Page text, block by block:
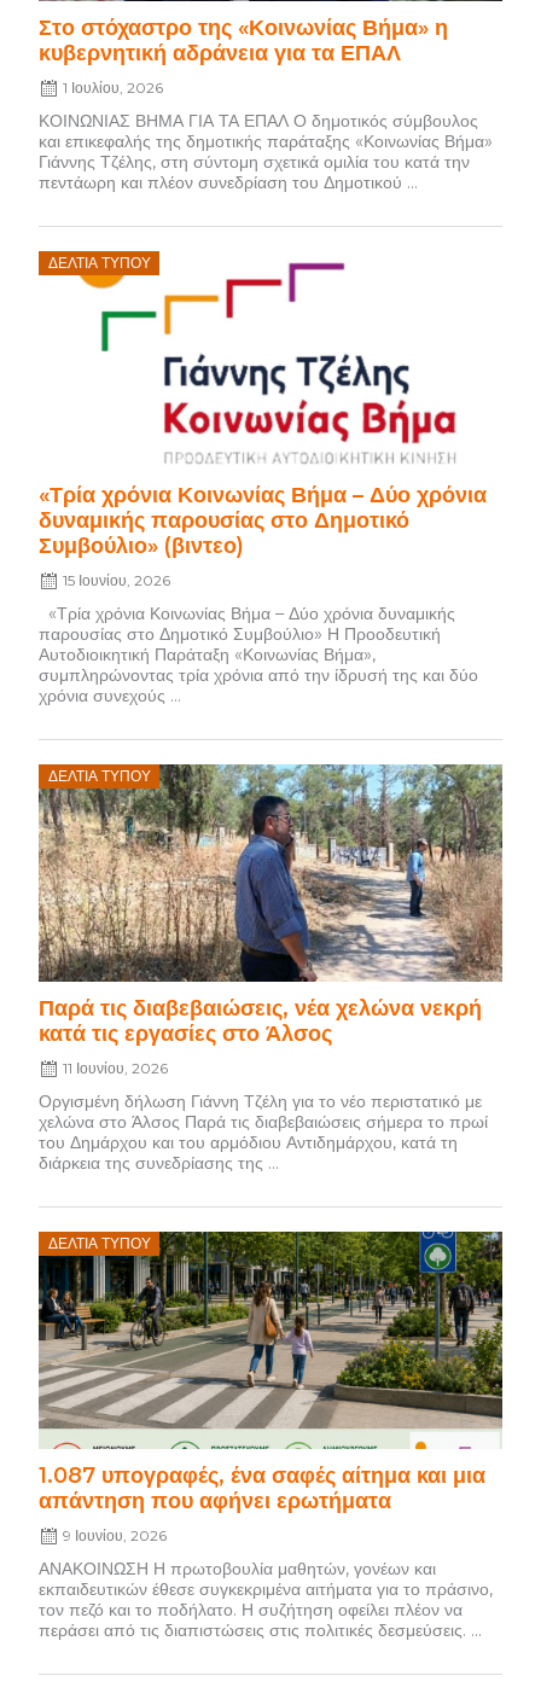
Στο στόχαστρο της «Κοινωνίας Βήμα» η
κυβερνητική αδράνεια για τα ΕΠΑΛ
1 Ιουλίου, 2026
ΚΟΙΝΩΝΙΑΣ ΒΗΜΑ ΓΙΑ ΤΑ ΕΠΑΛ Ο δημοτικός σύμβουλος
και επικεφαλής της δημοτικής παράταξης «Κοινωνίας Βήμα»
Γιάννης Τζέλης, στη σύντομη σχετικά ομιλία του κατά την
πεντάωρη και πλέον συνεδρίαση του Δημοτικού ...
ΔΕΛΤΊΑ ΤΎΠΟΥ
«Τρία χρόνια Κοινωνίας Βήμα – Δύο χρόνια
δυναμικής παρουσίας στο Δημοτικό
Συμβούλιο» (βιντεο)
Posted
on
15 Ιουνίου, 2026
«Τρία χρόνια Κοινωνίας Βήμα – Δύο χρόνια δυναμικής
παρουσίας στο Δημοτικό Συμβούλιο» Η Προοδευτική
Αυτοδιοικητική Παράταξη «Κοινωνίας Βήμα»,
συμπληρώνοντας τρία χρόνια από την ίδρυσή της και δύο
χρόνια συνεχούς ...
ΔΕΛΤΊΑ ΤΎΠΟΥ
Παρά τις διαβεβαιώσεις, νέα χελώνα νεκρή
κατά τις εργασίες στο Άλσος
Posted
on
11 Ιουνίου, 2026
Οργισμένη δήλωση Γιάννη Τζέλη για το νέο περιστατικό με
χελώνα στο Άλσος Παρά τις διαβεβαιώσεις σήμερα το πρωί
του Δημάρχου και του αρμόδιου Αντιδημάρχου, κατά τη
διάρκεια της συνεδρίασης της ...
ΔΕΛΤΊΑ ΤΎΠΟΥ
1.087 υπογραφές, ένα σαφές αίτημα και μια
απάντηση που αφήνει ερωτήματα
Posted
on
9 Ιουνίου, 2026
ΑΝΑΚΟΙΝΩΣΗ Η πρωτοβουλία μαθητών, γονέων και
εκπαιδευτικών έθεσε συγκεκριμένα αιτήματα για το πράσινο,
τον πεζό και το ποδήλατο. Η συζήτηση οφείλει πλέον να
περάσει από τις διαπιστώσεις στις πολιτικές δεσμεύσεις. ...